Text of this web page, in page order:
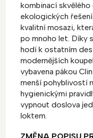
kombinací
ekologických
kvalitní mosazi,
po mnoho let. Díky
hodí k ostatním
modernějších
vybavena pákou
menší pohyblivostí
hygienickými
vypnout doslova
loktem.